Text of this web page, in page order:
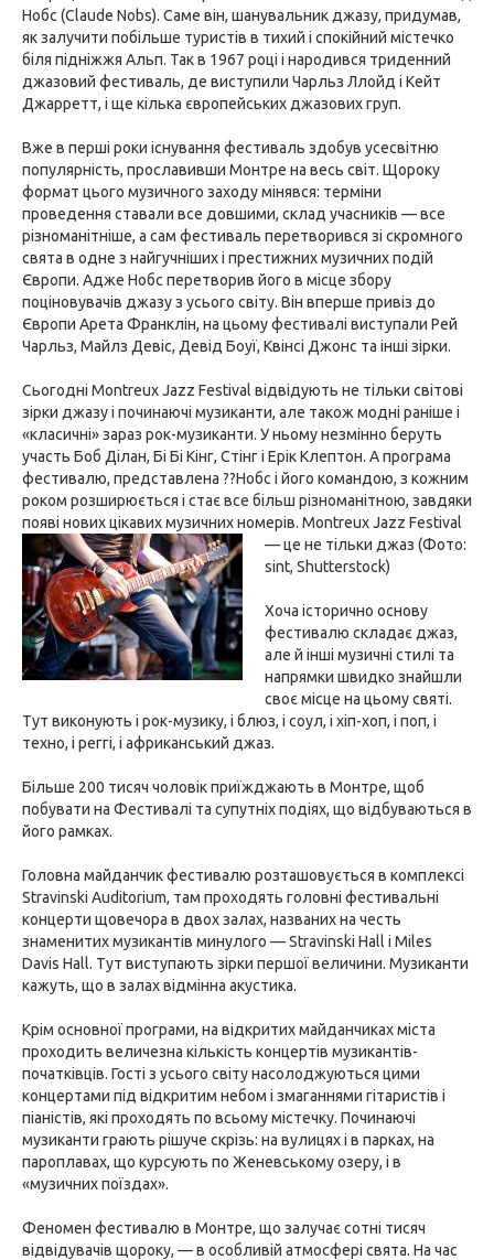
Нобс (Claude Nobs). Саме він, шанувальник джазу, придумав,
як залучити побільше туристів в тихий і спокійний містечко
біля підніжжя Альп. Так в 1967 році і народився триденний
джазовий фестиваль, де виступили Чарльз Ллойд і Кейт
Джарретт, і ще кілька європейських джазових груп.
Вже в перші роки існування фестиваль здобув усесвітню
популярність, прославивши Монтре на весь світ. Щороку
формат цього музичного заходу мінявся: терміни
проведення ставали все довшими, склад учасників — все
різноманітніше, а сам фестиваль перетворився зі скромного
свята в одне з найгучніших і престижних музичних подій
Європи. Адже Нобс перетворив його в місце збору
поціновувачів джазу з усього світу. Він вперше привіз до
Європи Арета Франклін, на цьому фестивалі виступали Рей
Чарльз, Майлз Девіс, Девід Боуї, Квінсі Джонс та інші зірки.
Сьогодні Montreux Jazz Festival відвідують не тільки світові
зірки джазу і починаючі музиканти, але також модні раніше і
«класичні» зараз рок-музиканти. У ньому незмінно беруть
участь Боб Ділан, Бі Бі Кінг, Стінг і Ерік Клептон. А програма
фестивалю, представлена ??Нобс і його командою, з кожним
роком розширюється і стає все більш різноманітною, завдяки
появі нових цікавих музичних номерів. Montreux Jazz Festival
— це не тільки джаз (Фото:
sint, Shutterstock)
Хоча історично основу
фестивалю складає джаз,
але й інші музичні стилі та
напрямки швидко знайшли
своє місце на цьому святі.
Тут виконують і рок-музику, і блюз, і соул, і хіп-хоп, і поп, і
техно, і реггі, і африканський джаз.
Більше 200 тисяч чоловік приїжджають в Монтре, щоб
побувати на Фестивалі та супутніх подіях, що відбуваються в
його рамках.
Головна майданчик фестивалю розташовується в комплексі
Stravinski Auditorium, там проходять головні фестивальні
концерти щовечора в двох залах, названих на честь
знаменитих музикантів минулого — Stravinski Hall і Miles
Davis Hall. Тут виступають зірки першої величини. Музиканти
кажуть, що в залах відмінна акустика.
Крім основної програми, на відкритих майданчиках міста
проходить величезна кількість концертів музикантів-
початківців. Гості з усього світу насолоджуються цими
концертами під відкритим небом і змаганнями гітаристів і
піаністів, які проходять по всьому містечку. Починаючі
музиканти грають рішуче скрізь: на вулицях і в парках, на
пароплавах, що курсують по Женевському озеру, і в
«музичних поїздах».
Феномен фестивалю в Монтре, що залучає сотні тисяч
відвідувачів щороку, — в особливій атмосфері свята. На час